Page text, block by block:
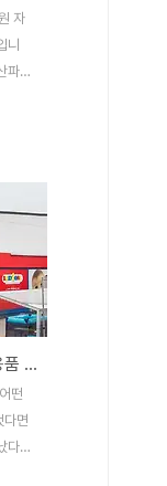
로
야
자
니
파를
갈
상태
등록
고 나
들었
원
도
참
[독일출산]#6. 출산 전, 아기용품 준비하며 모든 준비 마무리하기
떤
다면
다고